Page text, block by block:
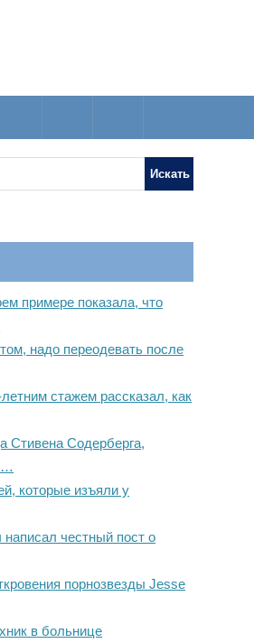
примере показала, что
надо переодевать после
стажем рассказал, как
Стивена Содерберга,
которые изъяли у
написал честный пост о
порнозвезды Jesse
в больнице